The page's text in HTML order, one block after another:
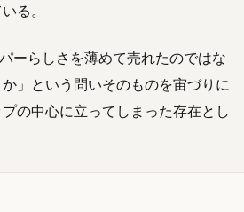
る。
ーらしさを薄めて売れたのではな
」という問いそのものを宙づりに
の中心に立ってしまった存在とし